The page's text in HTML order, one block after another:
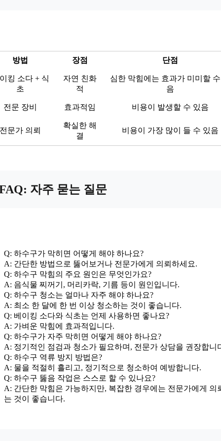
방법 장점 단점
킹 소다 + 식
초
자연 친화
적
심한 막힘에는 효과가 미미할
음
전문 장비 효과적임 비용이 발생할 수 있음
전문가 의뢰
확실한 해
결
비용이 가장 많이 들 수 있음
자주 묻는 질문
Q: 하수구가 막히면 어떻게 해야 하나요?
A: 간단한 방법으로 뚫어보거나 전문가에게 의뢰하세요.
Q: 하수구 막힘의 주요 원인은 무엇인가요?
A: 음식물 찌꺼기, 머리카락, 기름 등이 원인입니다.
Q: 하수구 청소는 얼마나 자주 해야 하나요?
A: 최소 한 달에 한 번 이상 청소하는 것이 좋습니다.
Q: 베이킹 소다와 식초는 언제 사용하면 좋나요?
A: 가벼운 막힘에 효과적입니다.
Q: 하수구가 자주 막히면 어떻게 해야 하나요?
A: 정기적인 점검과 청소가 필요하며, 전문가 상담을 권장합니
Q: 하수구 역류 방지 방법은?
A: 물을 적절히 흘리고, 정기적으로 청소하여 예방합니다.
Q: 하수구 뚫음 작업은 스스로 할 수 있나요?
A: 간단한 막힘은 가능하지만, 복잡한 경우에는 전문가에게 의
는 것이 좋습니다.